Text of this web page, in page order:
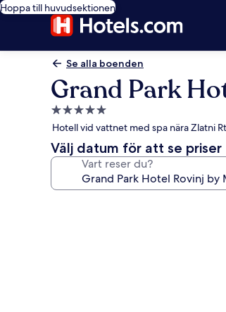
Hoppa till huvudsektionen
Se alla boenden
Grand Park
5.0-
stjärnigt
boende
Hotell vid vattnet med spa nära Zlatni
Välj datum för att se priser
Vart reser du?